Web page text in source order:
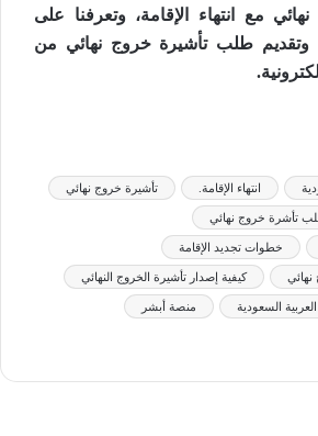
مع انتهاء الإقامة، وتعرفنا على
وتقديم طلب تأشيرة خروج نهائي من
انتهاء الإقامة. تأشيرة خروج نهائي
تأشرة خروج نهائي
خطوات تجديد الإقامة
كيفية إصدار تأشيرة الخروج النهائي
السعودية منصة أبشر